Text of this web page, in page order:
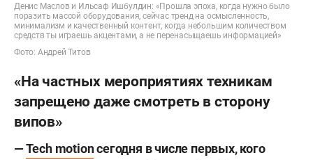
Денис Маслов и Ильсаф Ишбулдин: «Прошла эпоха, когда нужно было
поразить массой оборудования, сейчас тренд на осмысленность,
минимализм и качественный контент, когда небольшим количеством
средств ты играешь акцентами, а не перенасыщаешь информацией»
Фото: Андрей Титов
«На частных мероприятиях техникам
запрещено даже смотреть в сторону
випов»
—Tech motionсегодня в числе первых, кого